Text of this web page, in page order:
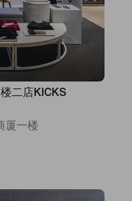
二店KICKS
厦一楼